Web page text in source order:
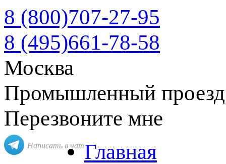
8 (800)707-27-95
8 (495)661-78-58
Москва
Промышленный
Перезвоните мне
Написать в чатГлавная